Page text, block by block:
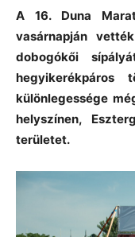
A 16. Duna
vasárnapján
dobogókői
hegyikerékpáros
különlegessége
helyszínen,
területet.